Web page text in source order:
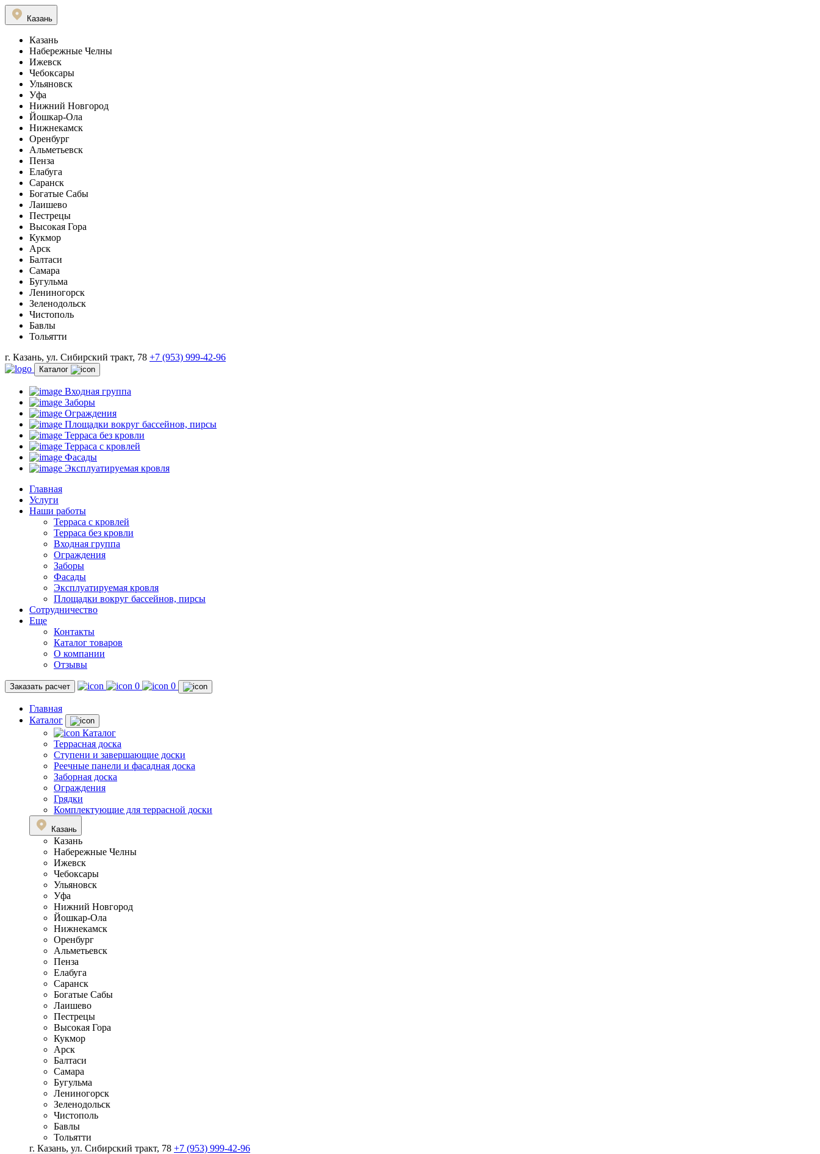
Казань
Казань
Набережные Челны
Ижевск
Чебоксары
Ульяновск
Уфа
Нижний Новгород
Йошкар-Ола
Нижнекамск
Оренбург
Альметьевск
Пенза
Елабуга
Саранск
Богатые Сабы
Лаишево
Пестрецы
Высокая Гора
Кукмор
Арск
Балтаси
Самара
Бугульма
Лениногорск
Зеленодольск
Чистополь
Бавлы
Тольятти
г. Казань, ул. Сибирский тракт, 78 +7 (953) 999-42-96
Каталог
Входная группа
Заборы
Ограждения
Площадки вокруг бассейнов, пирсы
Терраса без кровли
Терраса с кровлей
Фасады
Эксплуатируемая кровля
Главная
Услуги
Наши работы
Терраса с кровлей
Терраса без кровли
Входная группа
Ограждения
Заборы
Фасады
Эксплуатируемая кровля
Площадки вокруг бассейнов, пирсы
Сотрудничество
Еще
Контакты
Каталог товаров
О компании
Отзывы
Заказать расчет 0 0
Главная
Каталог
Каталог
Террасная доска
Ступени и завершающие доски
Реечные панели и фасадная доска
Заборная доска
Ограждения
Грядки
Комплектующие для террасной доски
Казань
Казань
Набережные Челны
Ижевск
Чебоксары
Ульяновск
Уфа
Нижний Новгород
Йошкар-Ола
Нижнекамск
Оренбург
Альметьевск
Пенза
Елабуга
Саранск
Богатые Сабы
Лаишево
Пестрецы
Высокая Гора
Кукмор
Арск
Балтаси
Самара
Бугульма
Лениногорск
Зеленодольск
Чистополь
Бавлы
Тольятти
г. Казань, ул. Сибирский тракт, 78 +7 (953) 999-42-96